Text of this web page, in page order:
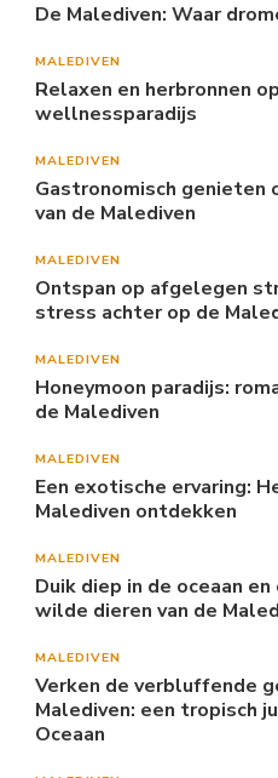
De Malediven: Waar
MALEDIVEN
Relaxen en herbronnen
wellnessparadijs
MALEDIVEN
Gastronomisch genieten
van de Malediven
MALEDIVEN
Ontspan op afgelegen
stress achter op de
MALEDIVEN
Honeymoon paradijs:
de Malediven
MALEDIVEN
Een exotische ervaring:
Malediven ontdekken
MALEDIVEN
Duik diep in de oceaan
wilde dieren van de
MALEDIVEN
Verken de verbluffende
Malediven: een tropisch
Oceaan